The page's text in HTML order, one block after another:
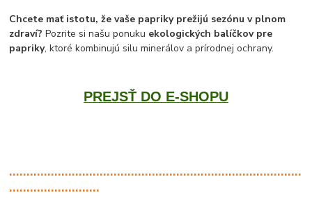
Chcete mať istotu, že vaše papriky prežijú sezónu v plnom
zdraví? Pozrite si našu ponuku ekologických balíčkov pre
papriky, ktoré kombinujú silu minerálov a prírodnej ochrany.
PREJSŤ DO E-SHOPU
....................................................................................
..........................